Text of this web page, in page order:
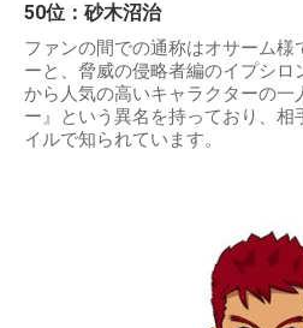
50位：砂木沼治
ファンの間での通称はオサーム様
ーと、脅威の侵略者編のイプシ
から人気の高いキャラクターの
ー』という異名を持っており、相
イルで知られています。